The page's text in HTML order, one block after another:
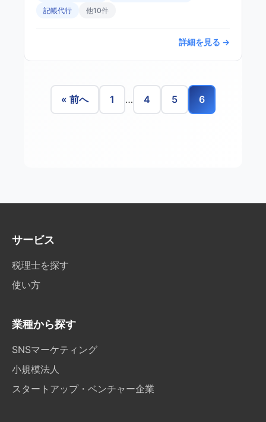
記帳代行
他10件
詳細を見る →
« 前へ 1 … 4 5 6
サービス
税理士を探す
使い方
業種から探す
SNSマーケティング
小規模法人
スタートアップ・ベンチャー企業